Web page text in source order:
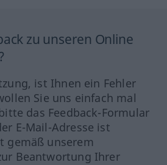
zu unseren Online
ist Ihnen ein Fehler
Sie uns einfach mal
das Feedback-Formular
E-Mail-Adresse ist
gemäß unserem
Beantwortung Ihrer